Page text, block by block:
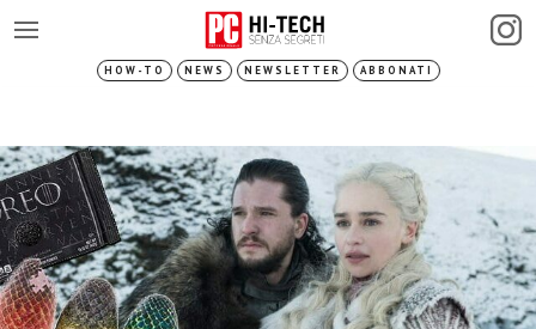
HOW-TO NEWS NEWSLETTER ABBONATI